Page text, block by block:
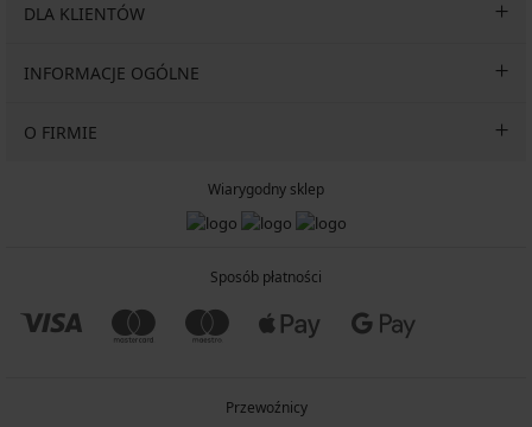
DLA KLIENTÓW
INFORMACJE OGÓLNE
O FIRMIE
Wiarygodny sklep
Sposób płatności
Przewoźnicy